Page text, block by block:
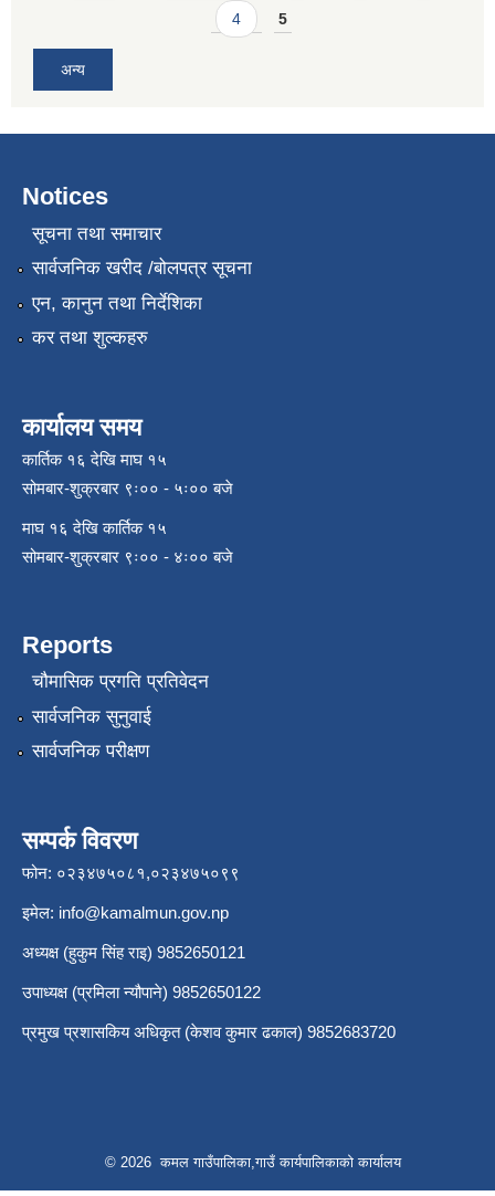
4 5
अन्य
Notices
सूचना तथा समाचार
सार्वजनिक खरीद /बोलपत्र सूचना
एन, कानुन तथा निर्देशिका
कर तथा शुल्कहरु
कार्यालय समय
कार्तिक १६ देखि माघ १५
सोमबार-शुक्रबार ९ः०० - ५ः०० बजे
माघ १६ देखि कार्तिक १५
सोमबार-शुक्रबार ९ः०० - ४ः०० बजे
Reports
चौमासिक प्रगति प्रतिवेदन
सार्वजनिक सुनुवाई
सार्वजनिक परीक्षण
सम्पर्क विवरण
फोन: ०२३४७५०८१,०२३४७५०९९
इमेल: info@kamalmun.gov.np
अध्यक्ष (हुकुम सिंह राइ) 9852650121
उपाध्यक्ष (प्रमिला न्यौपाने) 9852650122
प्रमुख प्रशासकिय अधिकृत (केशव कुमार ढकाल) 9852683720
© 2026 कमल गाउँपालिका,गाउँ कार्यपालिकाको कार्यालय